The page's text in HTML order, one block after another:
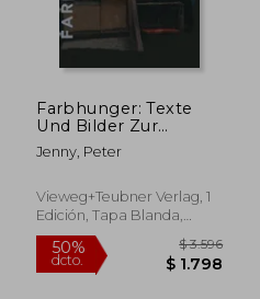
Farbhunger: Texte
Und Bilder Zur
Aufhebung Der
Gewaltenteilung
Farbe, Begriff Und
Anschauung (en
Jenny, Peter
Vieweg+teubner Verlag, 1
Edición, Tapa Blanda,
Nuevo